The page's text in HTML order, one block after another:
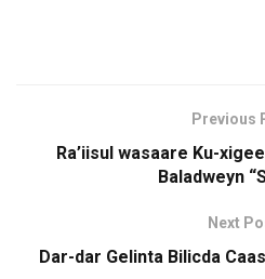
Previous
Ra’iisul wasaare Ku-
Baladweyn
Next
Dar-dar Gelinta Bilicda